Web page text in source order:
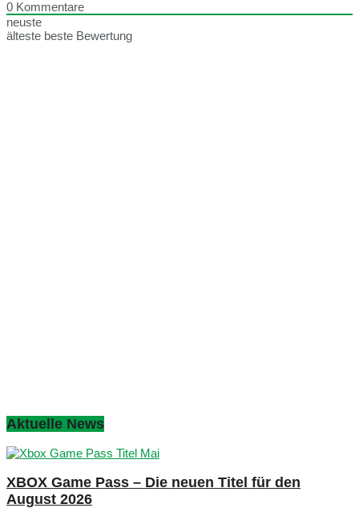
0 Kommentare
neuste
älteste beste Bewertung
Aktuelle News
XBOX Game Pass – Die neuen Titel für den
August 2026